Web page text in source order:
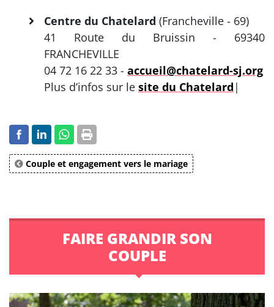
Centre du Chatelard (Francheville - 69)
41 Route du Bruissin - 69340
FRANCHEVILLE
04 72 16 22 33 - accueil@chatelard-sj.org
Plus d’infos sur le site du Chatelard |
Couple et engagement vers le mariage
FAIRE GRANDIR SON
COUPLE